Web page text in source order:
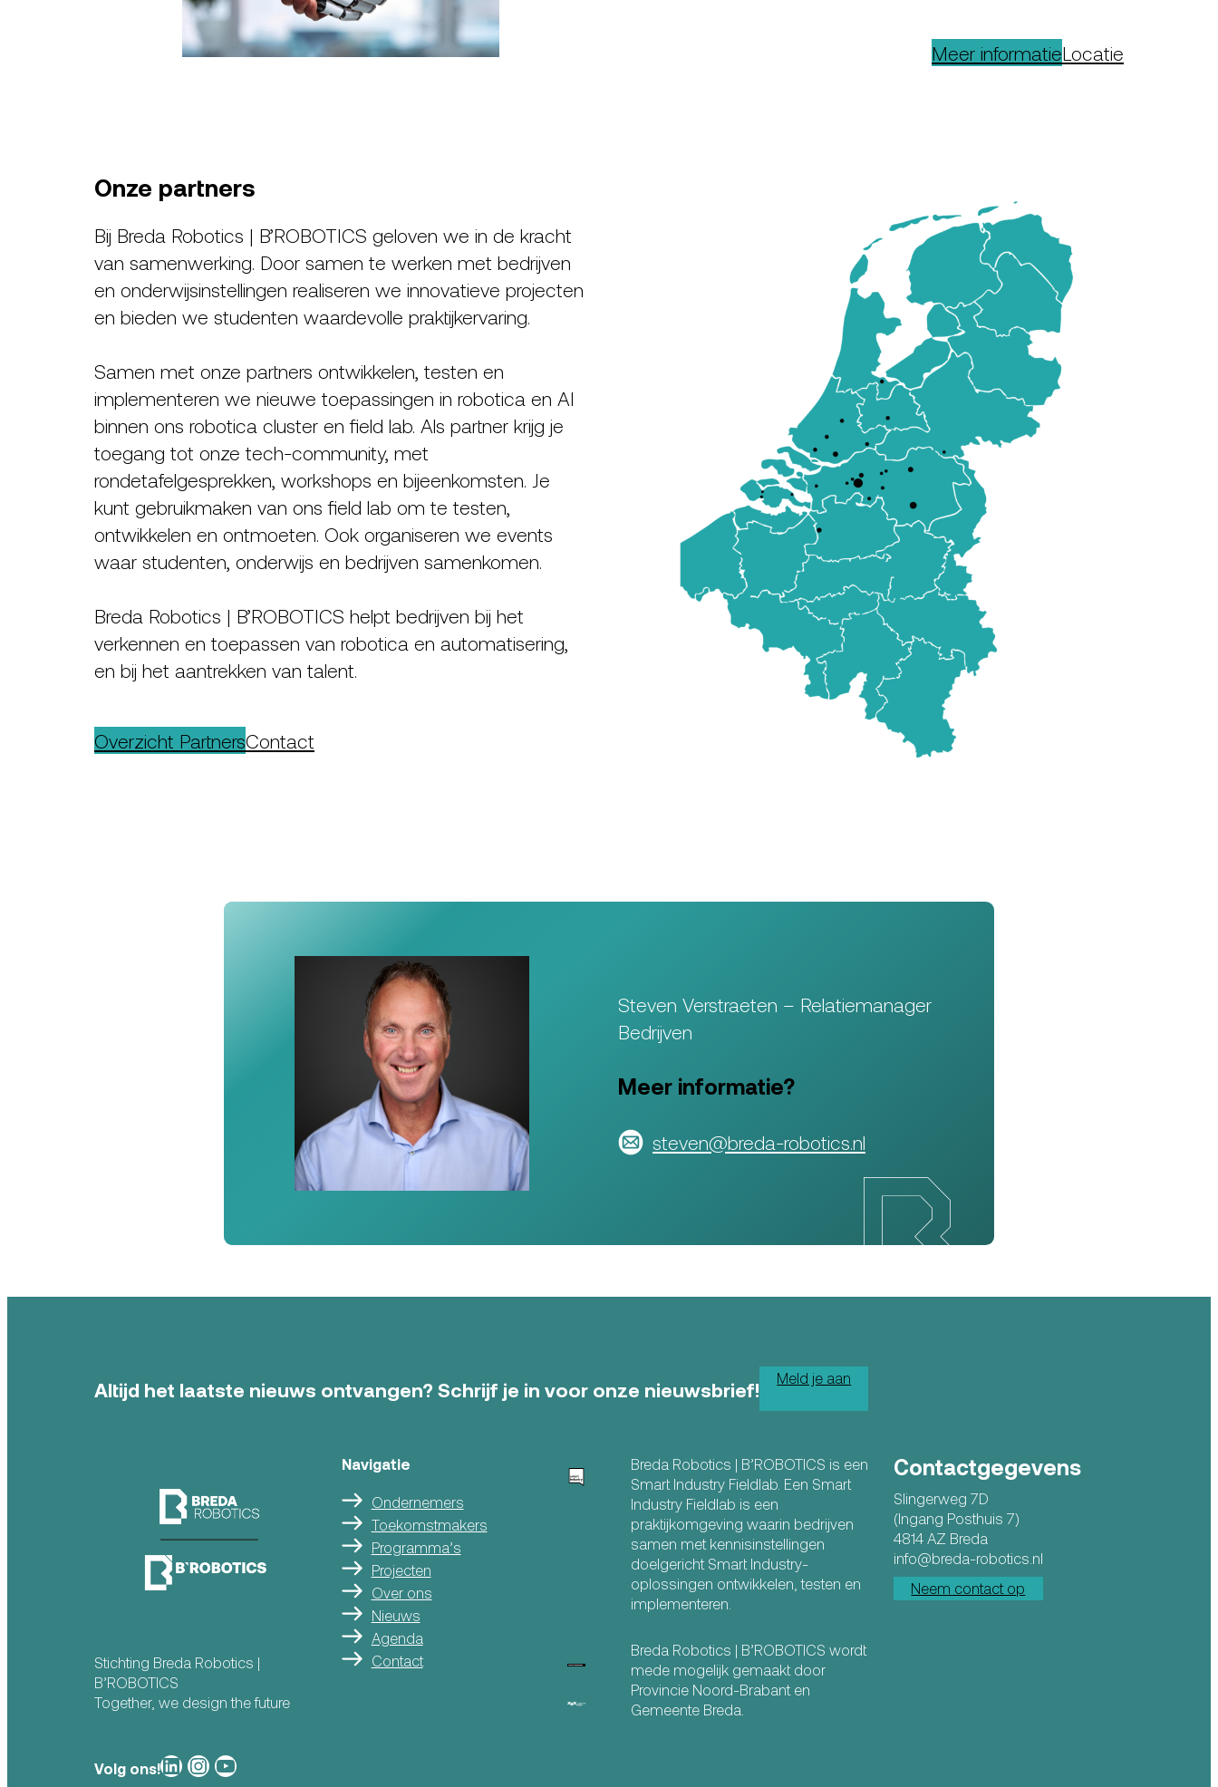
Meer informatieLocatie
Onze partners
Bij Breda Robotics | B’ROBOTICS geloven we in de kracht
van samenwerking. Door samen te werken met bedrijven
en onderwijsinstellingen realiseren we innovatieve projecten
en bieden we studenten waardevolle praktijkervaring.
Samen met onze partners ontwikkelen, testen en
implementeren we nieuwe toepassingen in robotica en AI
binnen ons robotica cluster en field lab. Als partner krijg je
toegang tot onze tech-community, met
rondetafelgesprekken, workshops en bijeenkomsten. Je
kunt gebruikmaken van ons field lab om te testen,
ontwikkelen en ontmoeten. Ook organiseren we events
waar studenten, onderwijs en bedrijven samenkomen.
Breda Robotics | B’ROBOTICS helpt bedrijven bij het
verkennen en toepassen van robotica en automatisering,
en bij het aantrekken van talent.
Overzicht PartnersContact
Steven Verstraeten – Relatiemanager
Bedrijven
Meer informatie?
steven@breda-robotics.nl
Altijd het laatste nieuws ontvangen? Schrijf je in voor onze nieuwsbrief! Meld je aan
Stichting Breda Robotics |
B’ROBOTICS
Together, we design the future
Volg ons!Breda Robotics op Breda Robotics op Instagram
Breda Robotics op
Navigatie
Ondernemers
Toekomstmakers
Programma’s
Projecten
Over ons
Nieuws
Agenda
Contact
Breda Robotics | B’ROBOTICS is een
Smart Industry Fieldlab. Een Smart
Industry Fieldlab is een
praktijkomgeving waarin bedrijven
samen met kennisinstellingen
doelgericht Smart Industry-
oplossingen ontwikkelen, testen en
implementeren.
Breda Robotics | B’ROBOTICS wordt
mede mogelijk gemaakt door
Provincie Noord-Brabant en
Gemeente Breda.
Contactgegevens
Slingerweg 7D
(Ingang Posthuis 7)
4814 AZ Breda
info@breda-robotics.nl
Neem contact op